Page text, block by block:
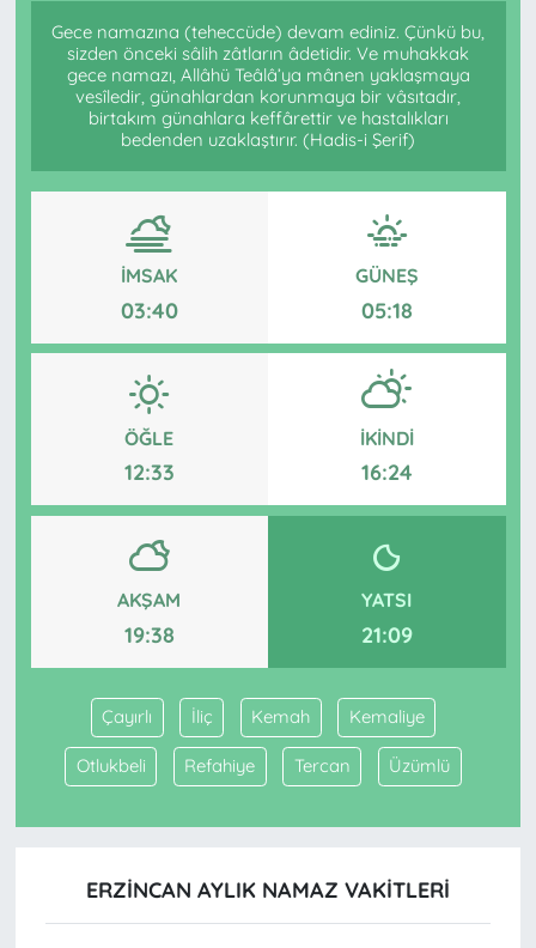
Gece namazına (teheccüde) devam ediniz. Çünkü bu,
sizden önceki sâlih zâtların âdetidir. Ve muhakkak
gece namazı, Allâhü Teâlâ’ya mânen yaklaşmaya
vesîledir, günahlardan korunmaya bir vâsıtadır,
birtakım günahlara keffârettir ve hastalıkları
bedenden uzaklaştırır. (Hadis-i Şerif)
İMSAK
03:40
GÜNEŞ
05:18
ÖĞLE
12:33
İKINDI
16:24
AKŞAM
19:38
YATSI
21:09
Çayırlı İliç Kemah Kemaliye
Otlukbeli Refahiye Tercan Üzümlü
ERZINCAN AYLIK NAMAZ VAKITLERI